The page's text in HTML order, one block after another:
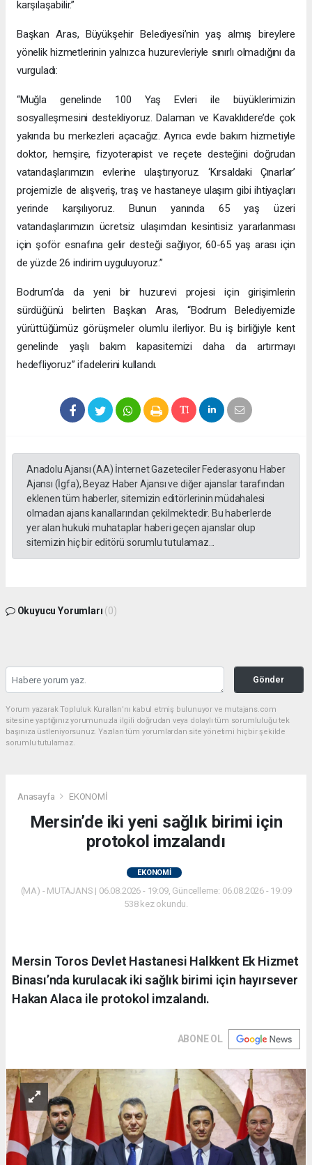
karşılaşabilir.”
Başkan Aras, Büyükşehir Belediyesi’nin yaş almış bireylere
yönelik hizmetlerinin yalnızca huzurevleriyle sınırlı olmadığını da
vurguladı:
“Muğla genelinde 100 Yaş Evleri ile büyüklerimizin
sosyalleşmesini destekliyoruz. Dalaman ve Kavaklıdere’de çok
yakında bu merkezleri açacağız. Ayrıca evde bakım hizmetiyle
doktor, hemşire, fizyoterapist ve reçete desteğini doğrudan
vatandaşlarımızın evlerine ulaştırıyoruz. ‘Kırsaldaki Çınarlar’
projemizle de alışveriş, traş ve hastaneye ulaşım gibi ihtiyaçları
yerinde karşılıyoruz. Bunun yanında 65 yaş üzeri
vatandaşlarımızın ücretsiz ulaşımdan kesintisiz yararlanması
için şoför esnafına gelir desteği sağlıyor, 60-65 yaş arası için
de yüzde 26 indirim uyguluyoruz.”
Bodrum’da da yeni bir huzurevi projesi için girişimlerin
sürdüğünü belirten Başkan Aras, “Bodrum Belediyemizle
yürüttüğümüz görüşmeler olumlu ilerliyor. Bu iş birliğiyle kent
genelinde yaşlı bakım kapasitemizi daha da artırmayı
hedefliyoruz” ifadelerini kullandı.
Anadolu Ajansı (AA) İnternet Gazeteciler Federasyonu Haber
Ajansı (İgfa), Beyaz Haber Ajansı ve diğer ajanslar tarafından
eklenen tüm haberler, sitemizin editörlerinin müdahalesi
olmadan ajans kanallarından çekilmektedir. Bu haberlerde
yer alan hukuki muhataplar haberi geçen ajanslar olup
sitemizin hiç bir editörü sorumlu tutulamaz...
Okuyucu Yorumları (0)
Gönder
Yorum yazarak Topluluk Kuralları’nı kabul etmiş bulunuyor ve mutajans.com
sitesine yaptığınız yorumunuzla ilgili doğrudan veya dolaylı tüm sorumluluğu tek
başınıza üstleniyorsunuz. Yazılan tüm yorumlardan site yönetimi hiçbir şekilde
sorumlu tutulamaz.
Anasayfa EKONOMİ
Mersin’de iki yeni sağlık birimi için
protokol imzalandı
EKONOMİ
(MA) - MUTAJANS | 06.08.2026 - 19:09, Güncelleme: 06.08.2026 - 19:09
538 kez okundu.
Mersin Toros Devlet Hastanesi Halkkent Ek Hizmet
Binası’nda kurulacak iki sağlık birimi için hayırsever
Hakan Alaca ile protokol imzalandı.
ABONE OL